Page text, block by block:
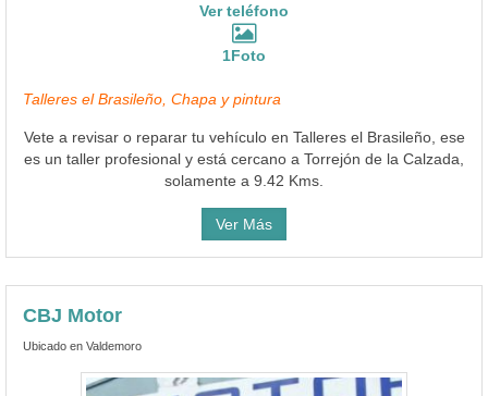
Ver teléfono
1Foto
Talleres el Brasileño, Chapa y pintura
Vete a revisar o reparar tu vehículo en Talleres el Brasileño, ese
es un taller profesional y está cercano a Torrejón de la Calzada,
solamente a 9.42 Kms.
Ver Más
CBJ Motor
Ubicado en Valdemoro